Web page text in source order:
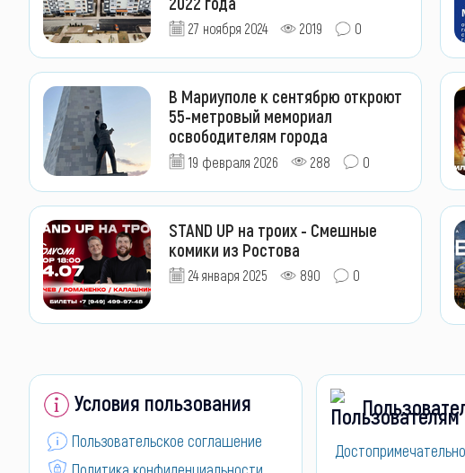
27 ноября 2024 2019 0
В Мариуполе к сентябрю откроют
55-метровый мемориал
освободителям города
19 февраля 2026 288 0
STAND UP на троих - Смешные
комики из Ростова
24 января 2025 890 0
Условия пользования
Пользовательское соглашение